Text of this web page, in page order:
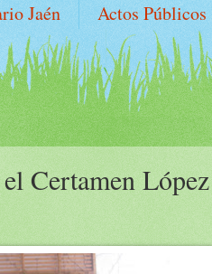
Jaén Actos Públicos
Certamen López